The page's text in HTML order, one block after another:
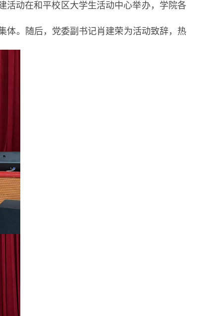
活动在和平校区大学生活动中心举办，学院各
体。随后，党委副书记肖建荣为活动致辞，热